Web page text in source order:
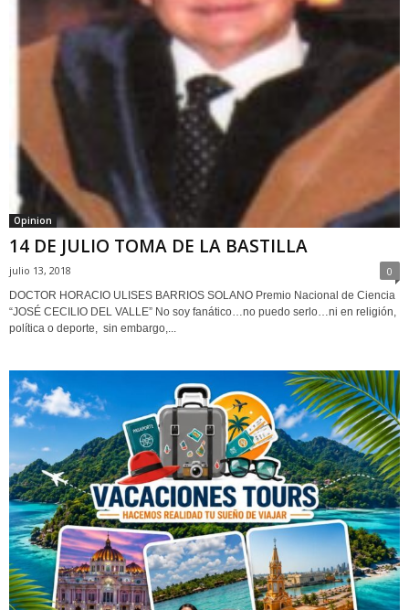
Opinion
14 DE JULIO TOMA DE LA BASTILLA
julio 13, 2018 0
DOCTOR HORACIO ULISES BARRIOS SOLANO Premio Nacional de Ciencia
“JOSÉ CECILIO DEL VALLE” No soy fanático…no puedo serlo…ni en religión,
política o deporte, sin embargo,...